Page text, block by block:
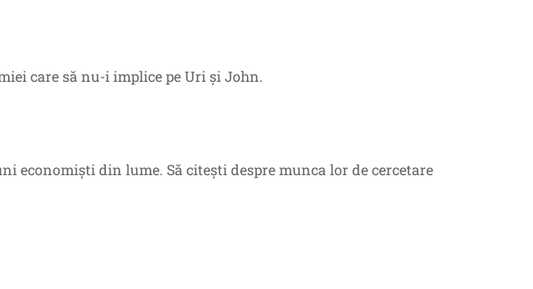
care să nu-i implice pe Uri și John.
economiști din lume. Să citești despre munca lor de cercetare